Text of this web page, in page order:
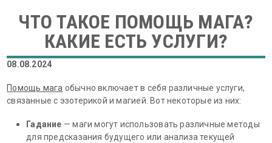
ЧТО ТАКОЕ ПОМОЩЬ МАГА?
КАКИЕ ЕСТЬ УСЛУГИ?
08.08.2024
Помощь мага обычно включает в себя различные услуги,
связанные с эзотерикой и магией. Вот некоторые из них:
Гадание — маги могут использовать различные методы
для предсказания будущего или анализа текущей